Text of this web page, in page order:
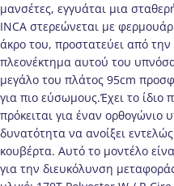
μανσέτες, εγγυάται μια
INCA στερεώνεται με
άκρο του, προστατεύει από
πλεονέκτημα αυτού του
μεγάλο του πλάτος 95cm
για πιο εύσωμους.Έχει το
πρόκειται για έναν ορθογώνιο
δυνατότητα να ανοίξει
κουβέρτα. Αυτό το μοντέλο
για την διευκόλυνση